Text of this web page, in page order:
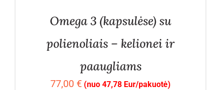
Omega 3 (kapsulėse) su
polienoliais – kelionei ir
paaugliams
77,00 € (nuo 47,78 Eur/pakuotė)